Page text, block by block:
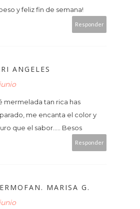
y feliz fin de semana!
Responder
ANGELES
mermelada tan rica has
me encanta el color y
que el sabor..... Besos
Responder
MARISA G.